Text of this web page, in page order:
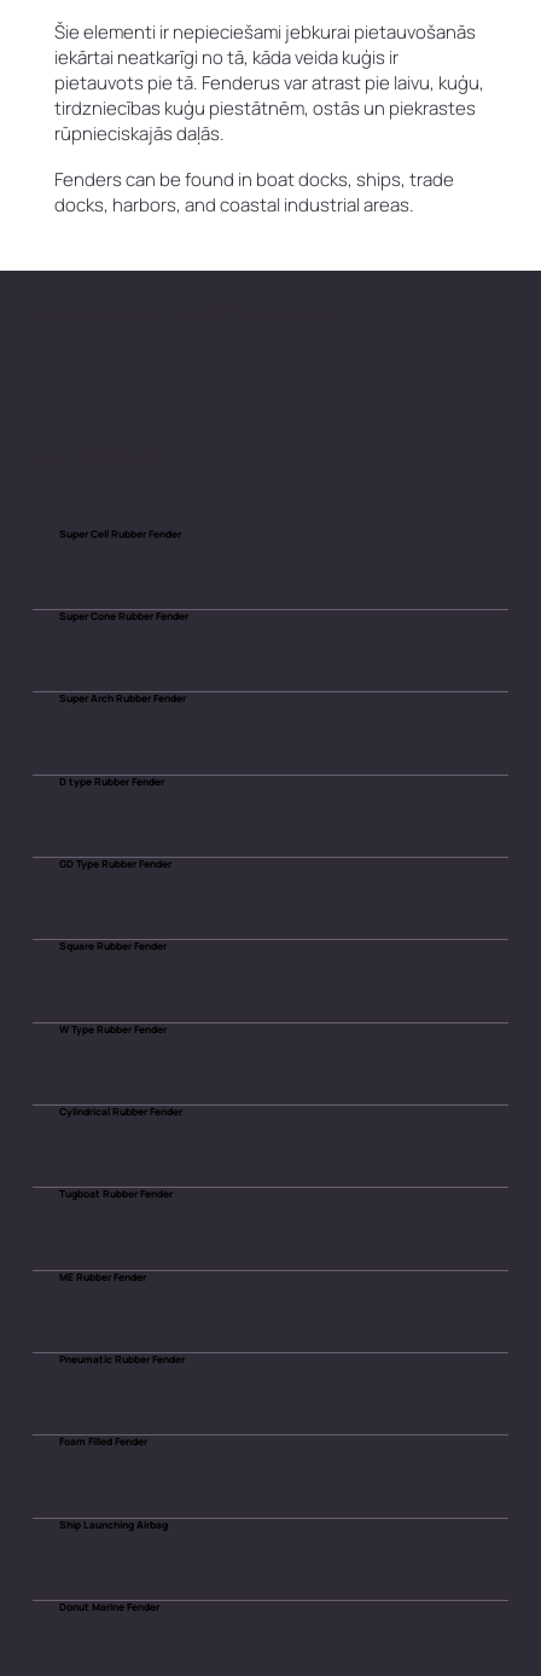
Fenders can be found in boat docks, ships, trade
docks, harbors, and coastal industrial areas.
Šie elementi ir nepieciešami jebkurai pietauvošanās
iekārtai neatkarīgi no tā, kāda veida kuģis ir
pietauvots pie tā. Fenderus var atrast pie laivu, kuģu,
tirdzniecības kuģu piestātnēm, ostās un piekrastes
rūpnieciskajās daļās.
Super Cell Rubber Fender
Super Cone Rubber Fender
Super Arch Rubber Fender
D type Rubber Fender
GD Type Rubber Fender
Square Rubber Fender
W Type Rubber Fender
Cylindrical Rubber Fender
Tugboat Rubber Fender
ME Rubber Fender
Pneumatic Rubber Fender
Foam Filled Fender
Ship Launching Airbag
Donut Marine Fender